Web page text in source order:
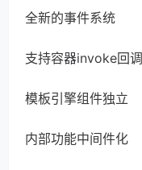
全新的事件系统
支持容器invoke回调
模板引擎组件独立
内部功能中间件化